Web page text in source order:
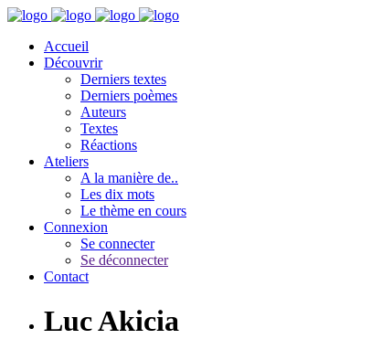
Accueil
Découvrir
Derniers textes
Derniers poèmes
Auteurs
Textes
Réactions
Ateliers
A la manière de..
Les dix mots
Le thème en cours
Connexion
Se connecter
Se déconnecter
Contact
Luc Akicia